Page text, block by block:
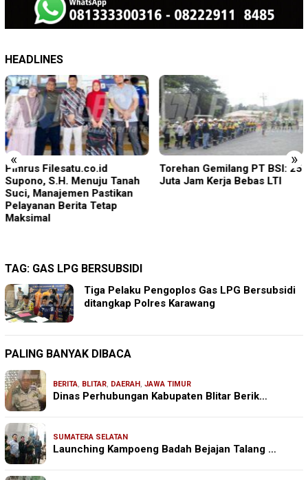
HEADLINES
« »
Pimrus Filesatu.co.id
Supono, S.H. Menuju Tanah
Suci, Manajemen Pastikan
Pelayanan Berita Tetap
Maksimal
Torehan Gemilang PT BSI: 25
Juta Jam Kerja Bebas LTI
TAG: GAS LPG BERSUBSIDI
Tiga Pelaku Pengoplos Gas LPG Bersubsidi
ditangkap Polres Karawang
PALING BANYAK DIBACA
BERITA, BLITAR, DAERAH , JAWA TIMUR
Dinas Perhubungan Kabupaten Blitar Berik…
SUMATERA SELATAN
Launching Kampoeng Badah Bejajan Talang …